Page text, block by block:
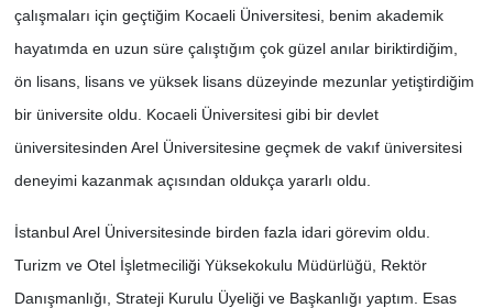
çalışmaları için geçtiğim Kocaeli Üniversitesi, benim akademik
hayatımda en uzun süre çalıştığım çok güzel anılar biriktirdiğim,
ön lisans, lisans ve yüksek lisans düzeyinde mezunlar yetiştirdiğim
bir üniversite oldu. Kocaeli Üniversitesi gibi bir devlet
üniversitesinden Arel Üniversitesine geçmek de vakıf üniversitesi
deneyimi kazanmak açısından oldukça yararlı oldu.
İstanbul Arel Üniversitesinde birden fazla idari görevim oldu.
Turizm ve Otel İşletmeciliği Yüksekokulu Müdürlüğü, Rektör
Danışmanlığı, Strateji Kurulu Üyeliği ve Başkanlığı yaptım. Esas